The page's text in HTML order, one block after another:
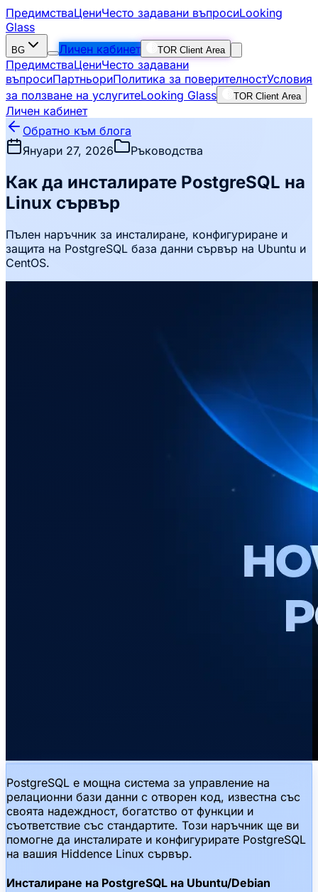
ПредимстваЦениЧесто задавани въпросиLooking
Glass
BG Личен кабинет TOR Client Area
ПредимстваЦениЧесто задавани
въпросиПартньориПолитика за поверителностУсловия
за ползване на услугитеLooking Glass TOR Client Area
Личен кабинет
Обратно към блога
Януари 27, 2026
Ръководства
Как да инсталирате PostgreSQL на
Linux сървър
Пълен наръчник за инсталиране, конфигуриране и
защита на PostgreSQL база данни сървър на Ubuntu и
CentOS.
PostgreSQL е мощна система за управление на
релационни бази данни с отворен код, известна със
своята надеждност, богатство от функции и
съответствие със стандартите. Този наръчник ще ви
помогне да инсталирате и конфигурирате PostgreSQL
на вашия Hiddence Linux сървър.
Инсталиране на PostgreSQL на Ubuntu/Debian